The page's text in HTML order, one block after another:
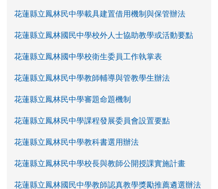
花蓮縣立鳳林民中學載具建置借用機制與保管辦法
花蓮縣立鳳林國民中學校外人士協助教學或活動要點
花蓮縣立鳳林國中學校衛生委員工作執掌表
花蓮縣立鳳林民中學教師輔導與管教學生辦法
花蓮縣立鳳林民中學審題命題機制
花蓮縣立鳳林民中學課程發展委員會設置要點
花蓮縣立鳳林民中學教科書選用辦法
花蓮縣立鳳林民中學校長與教師公開授課實施計畫
花蓮縣立鳳林國民中學教師認真教學獎勵推薦遴選辦法